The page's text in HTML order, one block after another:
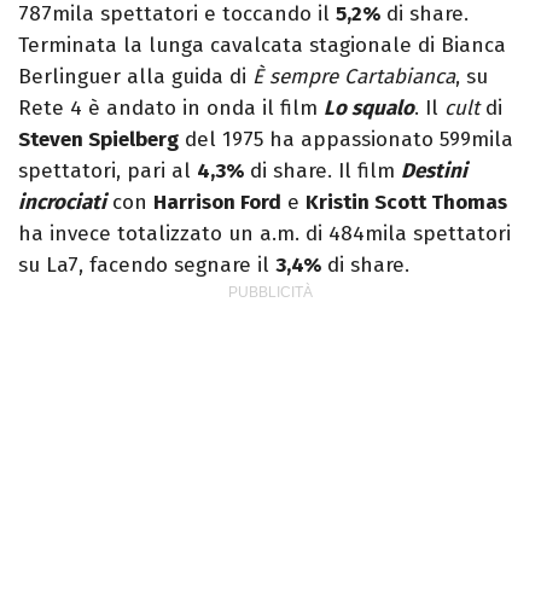
787mila spettatori e toccando il 5,2% di share.
Terminata la lunga cavalcata stagionale di Bianca
Berlinguer alla guida di È sempre Cartabianca, su
Rete 4 è andato in onda il film Lo squalo. Il cultdi
Steven Spielberg del 1975 ha appassionato 599mila
spettatori, pari al 4,3% di share. Il film Destini
incrociaticon Harrison Ford e Kristin Scott Thomas
ha invece totalizzato un a.m. di 484mila spettatori
su La7, facendo segnare il 3,4% di share.